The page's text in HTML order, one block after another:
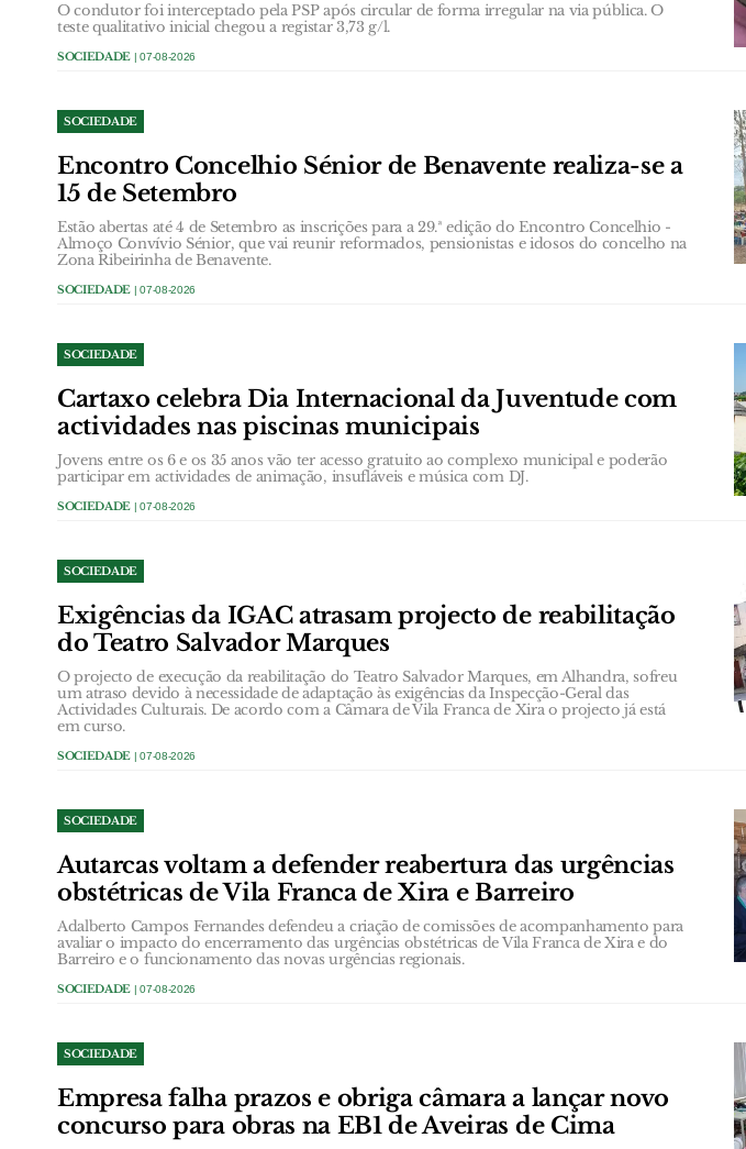
O condutor foi interceptado pela PSP após circular de forma irregular na via pública. O
teste qualitativo inicial chegou a registar 3,73 g/l.
SOCIEDADE | 07-08-2026
SOCIEDADE
Encontro Concelhio Sénior de Benavente realiza-se a
15 de Setembro
Estão abertas até 4 de Setembro as inscrições para a 29.ª edição do Encontro Concelhio -
Almoço Convívio Sénior, que vai reunir reformados, pensionistas e idosos do concelho na
Zona Ribeirinha de Benavente.
SOCIEDADE | 07-08-2026
SOCIEDADE
Cartaxo celebra Dia Internacional da Juventude com
actividades nas piscinas municipais
Jovens entre os 6 e os 35 anos vão ter acesso gratuito ao complexo municipal e poderão
participar em actividades de animação, insufláveis e música com DJ.
SOCIEDADE | 07-08-2026
SOCIEDADE
Exigências da IGAC atrasam projecto de reabilitação
do Teatro Salvador Marques
O projecto de execução da reabilitação do Teatro Salvador Marques, em Alhandra, sofreu
um atraso devido à necessidade de adaptação às exigências da Inspecção-Geral das
Actividades Culturais. De acordo com a Câmara de Vila Franca de Xira o projecto já está
em curso.
SOCIEDADE | 07-08-2026
SOCIEDADE
Autarcas voltam a defender reabertura das urgências
obstétricas de Vila Franca de Xira e Barreiro
Adalberto Campos Fernandes defendeu a criação de comissões de acompanhamento para
avaliar o impacto do encerramento das urgências obstétricas de Vila Franca de Xira e do
Barreiro e o funcionamento das novas urgências regionais.
SOCIEDADE | 07-08-2026
SOCIEDADE
Empresa falha prazos e obriga câmara a lançar novo
concurso para obras na EB1 de Aveiras de Cima